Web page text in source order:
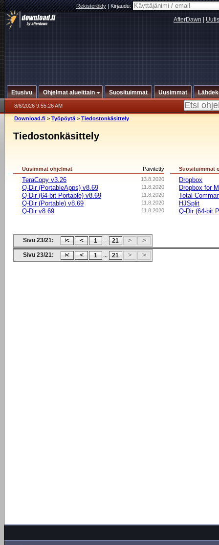
Rekisteröidy|Kirjaudu:
AfterDawn
Etusivu Ohjelmat alueittain Suosituimmat Uusimmat
8/6/2026 9:55:26 AM
Download.fi > Työpöytä > Tiedostonkäsittely
Tiedostonkäsittely
Päivitetty
Uusimmat ohjelmat
13.8.2020
TeraCopy v3.26
11.8.2020
Q-Dir (PortableApps) v8.69
11.8.2020
Q-Dir (64-bit Portable) v8.69
11.8.2020
Q-Dir (Portable) v8.69
11.8.2020
Q-Dir v8.69
Suosituimmat
Dropbox
Dropbox for
Total
HJSplit
Q-Dir (64-bit
Sivu 23/21: 1 ... 21
Sivu 23/21: 1 ... 21